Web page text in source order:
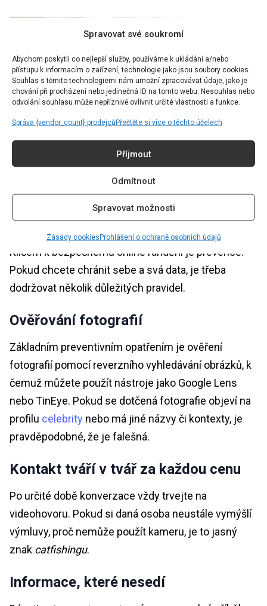
Spravovat své soukromí
Abychom poskytli co nejlepší služby, používáme k ukládání a/nebo
přístupu k informacím o zařízení, technologie jako jsou soubory cookies.
Souhlas s těmito technologiemi nám umožní zpracovávat údaje, jako je
chování při procházení nebo jedinečná ID na tomto webu. Nesouhlas nebo
odvolání souhlasu může nepříznivě ovlivnit určité vlastnosti a funkce.
Správa {vendor_count} prodejcůPřečtěte si více o těchto účelech
Příjmout
Odmítnout
Spravovat možnosti
Zásady cookiesProhlášení o ochraně osobních údajů
Foto: Unsplash
I při online randění bezpečně
Klíčem k bezpečnému online randění je prevence.
Pokud chcete chránit sebe a svá data, je třeba
dodržovat několik důležitých pravidel.
Ověřování fotografií
Základním preventivním opatřením je ověření
fotografií pomocí reverzního vyhledávání obrázků, k
čemuž můžete použít nástroje jako Google Lens
nebo TinEye. Pokud se dotčená fotografie objeví na
profilu celebrity nebo má jiné názvy či kontexty, je
pravděpodobné, že je falešná.
Kontakt tváří v tvář za každou cenu
Po určité době konverzace vždy trvejte na
videohovoru. Pokud si daná osoba neustále vymýšlí
výmluvy, proč nemůže použít kameru, je to jasný
znak catfishingu.
Informace, které nesedí